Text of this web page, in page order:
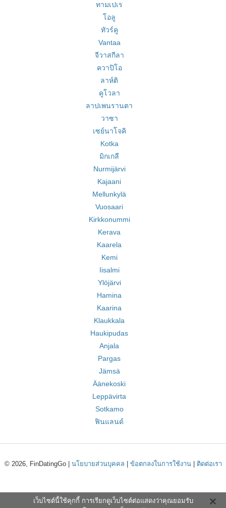
ทามเปเร
โอลู
ทัวร์คู
Vantaa
จีวาสกีลา
ควาปิโอ
ลาห์ติ
คูโวลา
ลาปเพนรานตา
วาซา
เซย์นาโจคิ
Kotka
มิกเกลี
Nurmijärvi
Kajaani
Mellunkylä
Vuosaari
Kirkkonummi
Kerava
Kaarela
Kemi
Iisalmi
Ylöjärvi
Hamina
Kaarina
Klaukkala
Haukipudas
Anjala
Pargas
Jämsä
Äänekoski
Leppävirta
Sotkamo
ฟินแลนด์
© 2026, FinDatingGo | นโยบายส่วนบุคคล ข้อตกลงในการใช้งาน| ติดต่อเรา
เว็บไซต์นี้ใช้คุกกี้ การเรียกดูเว็บไซต์ต่อแสดงว่าคุณยอมรับ